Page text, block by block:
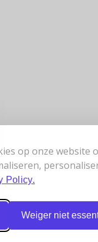
op onze website
Policy.
Weiger niet